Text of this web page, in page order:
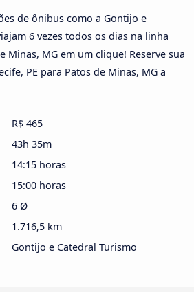
de ônibus como a Gontijo e
6 vezes todos os dias na linha
Minas, MG em um clique! Reserve sua
PE para Patos de Minas, MG a
R$ 465
43h 35m
14:15 horas
15:00 horas
6 Ø
1.716,5 km
Gontijo e Catedral Turismo